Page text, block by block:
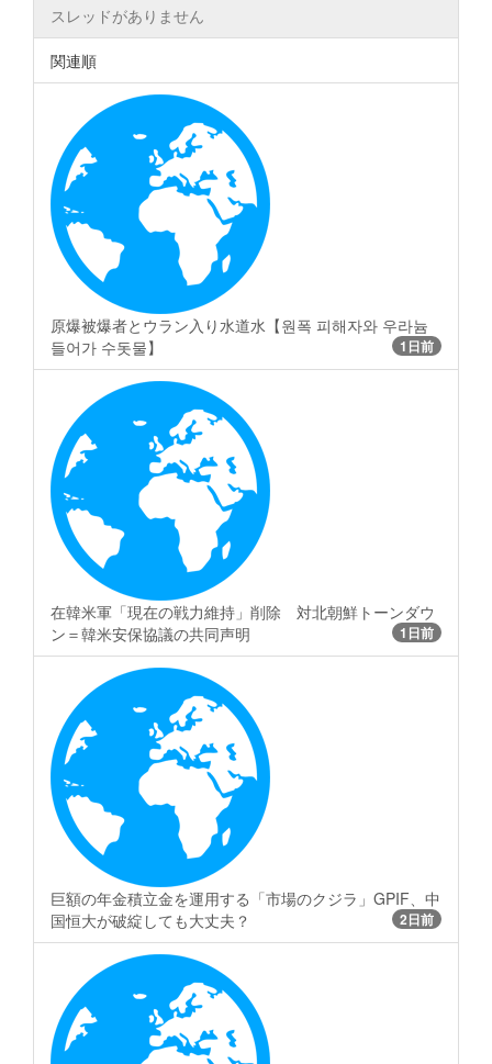
スレッドがありません
関連順
原爆被爆者とウラン入り水道水【원폭 피해자와 우라늄
들어가 수돗물】
1日前
在韓米軍「現在の戦力維持」削除 対北朝鮮トーンダウ
ン＝韓米安保協議の共同声明
1日前
巨額の年金積立金を運用する「市場のクジラ」GPIF、中
国恒大が破綻しても大丈夫？
2日前